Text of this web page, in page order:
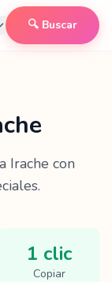
🔍 Buscar
Irache con
1 clic
Copiar